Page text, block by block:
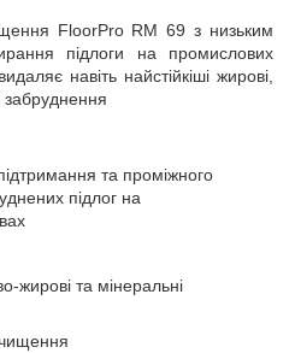
FloorPro RM 69 з низьким
підлоги на промислових
навіть найстійкіші жирові,
забруднення
та проміжного
підлог на
жирові та мінеральні